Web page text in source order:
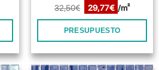
32,50€
El
precio
original
era:
29,77€ El
precio
actual
es:
/m²
PRESUPUESTO